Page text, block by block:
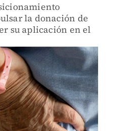
la donación de
su aplicación en el